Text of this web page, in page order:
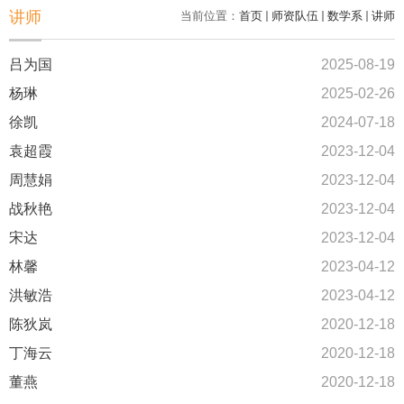
当前位置： 首页 师资队伍 数学系 讲师
讲师
吕为国
2025-08-19
杨琳
2025-02-26
徐凯
2024-07-18
袁超霞
2023-12-04
周慧娟
2023-12-04
战秋艳
2023-12-04
宋达
2023-12-04
林馨
2023-04-12
洪敏浩
2023-04-12
陈狄岚
2020-12-18
丁海云
2020-12-18
董燕
2020-12-18